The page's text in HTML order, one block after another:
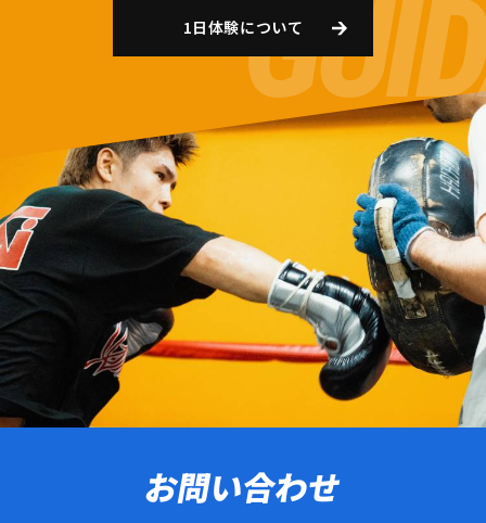
1日体験について
お問い合わせ